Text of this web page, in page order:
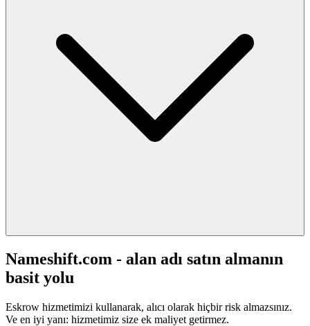
Nameshift.com - alan adı satın almanın
basit yolu
Eskrow hizmetimizi kullanarak, alıcı olarak hiçbir risk almazsınız.
Ve en iyi yanı: hizmetimiz size ek maliyet getirmez.